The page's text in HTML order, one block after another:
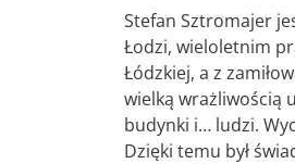
Stefan Sztromajer
Łodzi, wieloletnim
Łódzkiej, a z
wielką wrażliwością
budynki i… ludzi.
Dzięki temu był